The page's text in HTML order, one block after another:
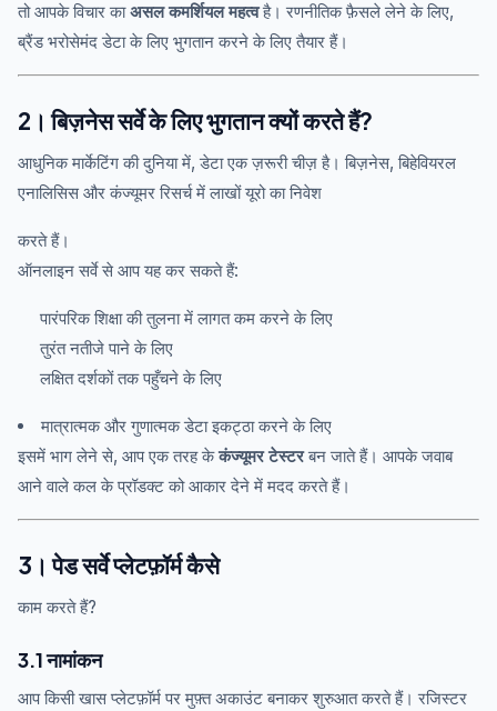
तो आपके विचार काअसल कमर्शियल महत्वहै। रणनीतिक फ़ैसले लेने के लिए,
ब्रैंड भरोसेमंद डेटा के लिए भुगतान करने के लिए तैयार हैं।
2। बिज़नेस सर्वे के लिए भुगतान क्यों करते हैं?
आधुनिक मार्केटिंग की दुनिया में, डेटा एक ज़रूरी चीज़ है। बिज़नेस, बिहेवियरल
एनालिसिस और कंज्यूमर रिसर्च में लाखों यूरो का निवेश
करते हैं।
ऑनलाइन सर्वे से आप यह कर सकते हैं:
पारंपरिक शिक्षा की तुलना में लागत कम करने के लिए
तुरंत नतीजे पाने के लिए
लक्षित दर्शकों तक पहुँचने के लिए
मात्रात्मक और गुणात्मक डेटा इकट्ठा करने के लिए
इसमें भाग लेने से, आप एक तरह केकंज्यूमर टेस्टरबन जाते हैं। आपके जवाब
आने वाले कल के प्रॉडक्ट को आकार देने में मदद करते हैं।
3। पेड सर्वे प्लेटफ़ॉर्म कैसे
काम करते हैं?
3.1 नामांकन
आप किसी खास प्लेटफ़ॉर्म पर मुफ़्त अकाउंट बनाकर शुरुआत करते हैं। रजिस्टर